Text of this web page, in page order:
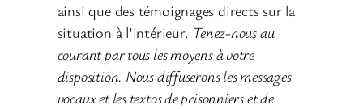
ainsi que des témoignages directs sur la
situation à l’intérieur. Tenez-nous au
courant par tous les moyens à votre
disposition. Nous diffuserons les messages
vocaux et les textos de prisonniers et de